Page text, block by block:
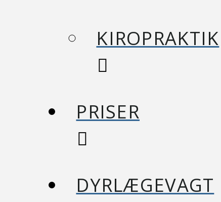
KIROPRAKTIK
PRISER
DYRLÆGEVAGT